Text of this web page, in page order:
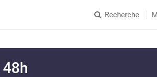
Recherche